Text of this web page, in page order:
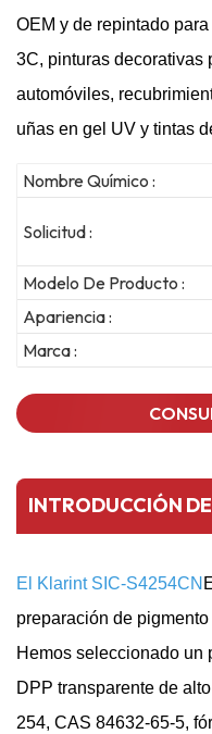
OEM y de repintado
3C, pinturas decorativas
automóviles,
uñas en gel UV y tintas
Nombre Químico :
Solicitud :
Modelo De Producto :
Apariencia :
Marca :
INTRODUCCIÓN
El Klarint SIC-S4254CN
preparación de
Hemos seleccionado un
DPP transparente de
254, CAS 84632-65-5,